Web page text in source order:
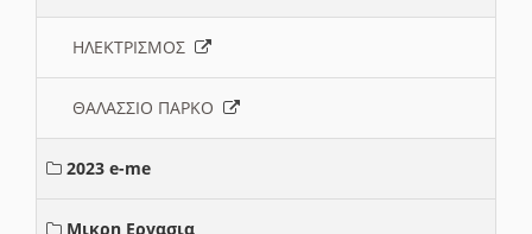
ΗΛΕΚΤΡΙΣΜΟΣ
ΘΑΛΑΣΣΙΟ ΠΑΡΚΟ
2023 e-me
Μικρη Εργασια